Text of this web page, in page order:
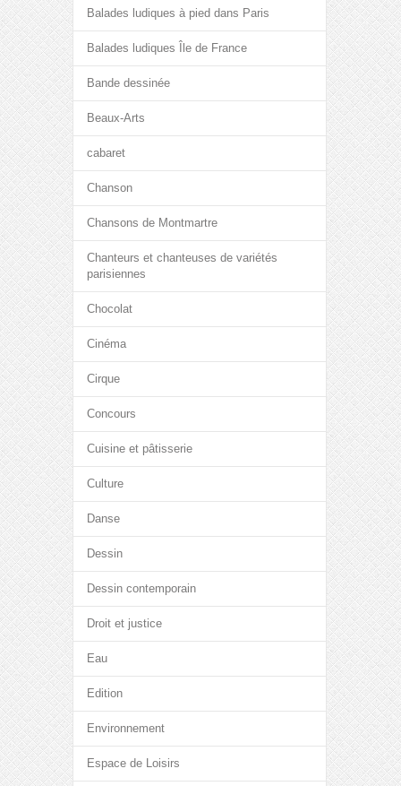
Balades ludiques à pied dans Paris
Balades ludiques Île de France
Bande dessinée
Beaux-Arts
cabaret
Chanson
Chansons de Montmartre
Chanteurs et chanteuses de variétés
parisiennes
Chocolat
Cinéma
Cirque
Concours
Cuisine et pâtisserie
Culture
Danse
Dessin
Dessin contemporain
Droit et justice
Eau
Edition
Environnement
Espace de Loisirs